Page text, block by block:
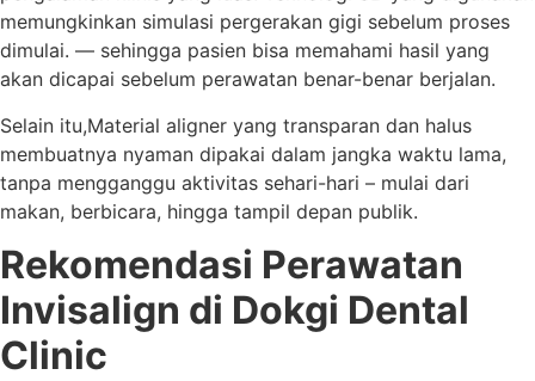
memungkinkan simulasi pergerakan gigi sebelum proses
dimulai. — sehingga pasien bisa memahami hasil yang
akan dicapai sebelum perawatan benar-benar berjalan.
Selain itu,Material aligner yang transparan dan halus
membuatnya nyaman dipakai dalam jangka waktu lama,
tanpa mengganggu aktivitas sehari-hari – mulai dari
makan, berbicara, hingga tampil depan publik.
Rekomendasi Perawatan
Invisalign di Dokgi Dental
Clinic